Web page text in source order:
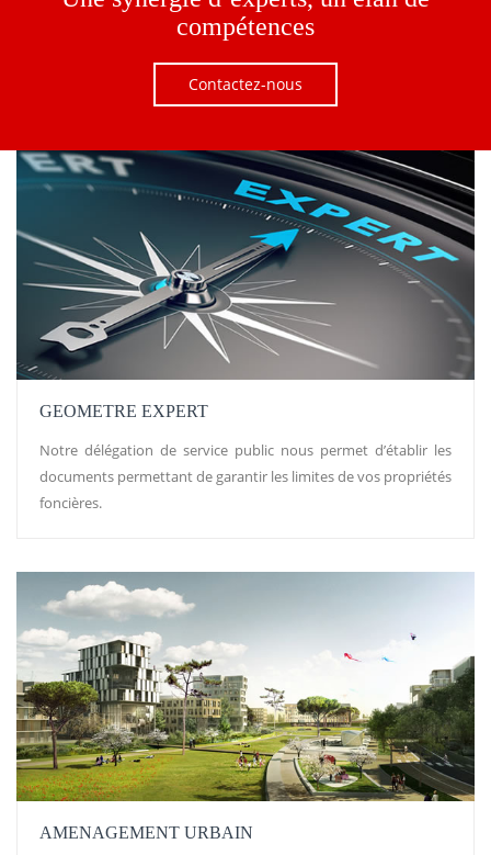
compétences
Contactez-nous
GEOMETRE EXPERT
Notre délégation de service public nous permet d’établir les
documents permettant de garantir les limites de vos propriétés
foncières.
AMENAGEMENT URBAIN